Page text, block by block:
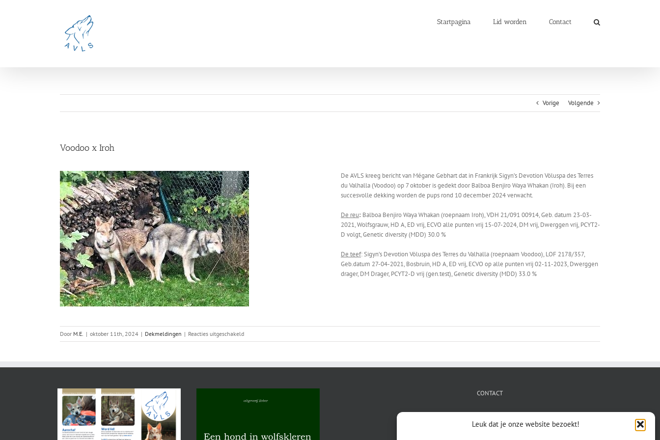
Leuk dat je onze website bezoekt!
Startpagina Lid worden Contact
Vorige Volgende
Voodoo x Iroh
De AVLS kreeg bericht van Mégane Gebhart dat in Frankrijk Sigyn’s Devotion Völuspa des Terres
du Valhalla (Voodoo) op 7 oktober is gedekt doorBalboa Benjiro Waya Whakan (Iroh). Bij een
succesvolle dekking worden de pups rond 10 december 2024 verwacht.
De reu: Balboa Benjiro Waya Whakan (roepnaam Iroh), VDH 21/091 00914, Geb. datum 23-03-
2021, Wolfsgrauw, HD A, ED vrij, ECVO alle punten vrij 15-07-2024, DM vrij, Dwerggen vrij, PCYT2-
D volgt, Genetic diversity (MDD) 30.0 %
De teef: Sigyn’s Devotion Völuspa des Terres du Valhalla (roepnaam Voodoo), LOF 2178/357,
Geb.datum 27-04-2021, Bosbruin, HD A, ED vrij, ECVO op alle punten vrij 02-11-2023, Dwerggen
drager, DM Drager, PCYT2-D vrij (gen.test), Genetic diversity (MDD) 33.0 %
Door M.E. | oktober 11th, 2024 | Dekmeldingen | Reacties uitgeschakeldvoor
Voodoo
CONTACT